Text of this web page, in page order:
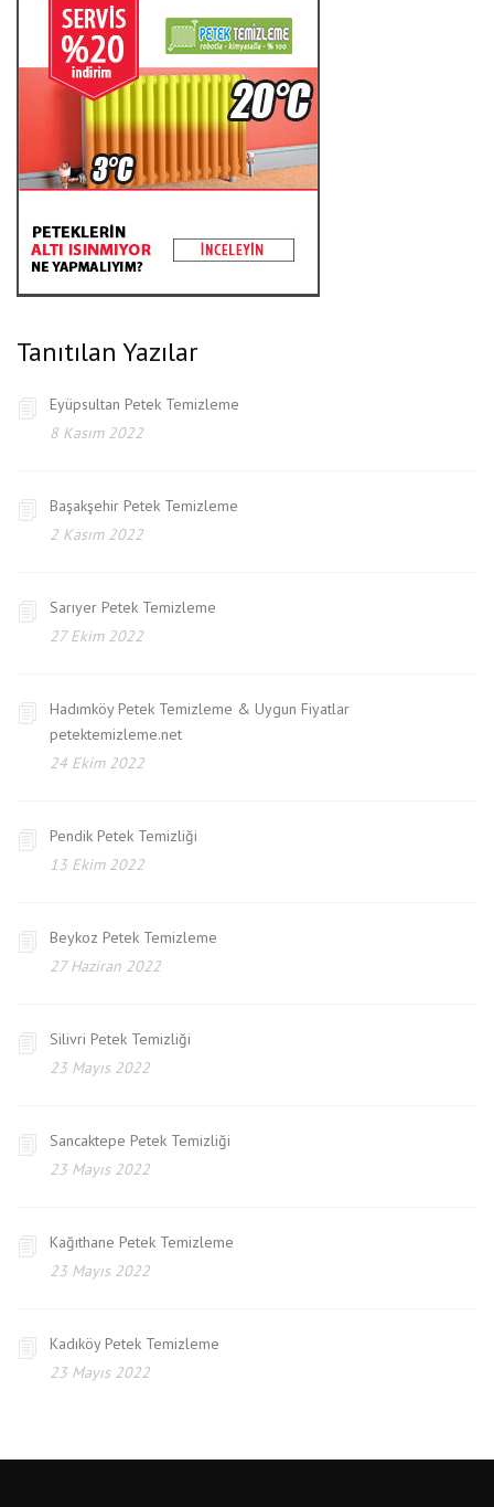
Tanıtılan Yazılar
Eyüpsultan Petek Temizleme
8 Kasım 2022
Başakşehir Petek Temizleme
2 Kasım 2022
Sarıyer Petek Temizleme
27 Ekim 2022
Hadımköy Petek Temizleme & Uygun Fiyatlar
petektemizleme.net
24 Ekim 2022
Pendik Petek Temizliği
13 Ekim 2022
Beykoz Petek Temizleme
27 Haziran 2022
Silivri Petek Temizliği
23 Mayıs 2022
Sancaktepe Petek Temizliği
23 Mayıs 2022
Kağıthane Petek Temizleme
23 Mayıs 2022
Kadıköy Petek Temizleme
23 Mayıs 2022